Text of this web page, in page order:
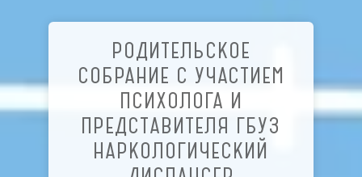
РОДИТЕЛЬСКОЕ
СОБРАНИЕ С УЧАСТИЕМ
ПСИХОЛОГА И
ПРЕДСТАВИТЕЛЯ ГБУЗ
НАРКОЛОГИЧЕСКИЙ